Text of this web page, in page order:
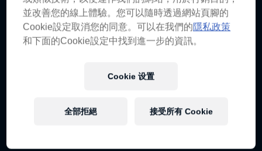
國籍
Saudi Arabia
並改善您的線上體驗。您可以隨時透過網站頁腳的
Cookie設定取消您的同意。可以在我們的隱私政策
和下面的Cookie設定中找到進一步的資訊。
Cookie 设置
全部拒絕 接受所有 Cookie